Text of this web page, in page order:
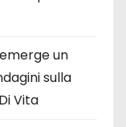
un
sulla
Vita